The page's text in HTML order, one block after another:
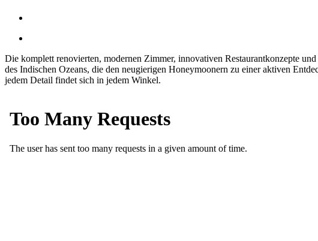
Die komplett renovierten, modernen Zimmer, innovativen Restaurantkonzepte
des Indischen Ozeans, die den neugierigen Honeymoonern zu einer aktiven
jedem Detail findet sich in jedem Winkel.